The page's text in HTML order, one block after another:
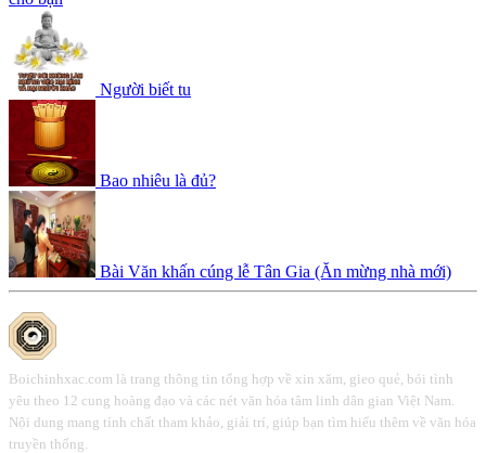
Người biết tu
Bao nhiêu là đủ?
Bài Văn khấn cúng lễ Tân Gia (Ăn mừng nhà mới)
Boichinhxac.com là trang thông tin tổng hợp về xin xăm, gieo quẻ, bói tình
yêu theo 12 cung hoàng đạo và các nét văn hóa tâm linh dân gian Việt Nam.
Nội dung mang tính chất tham khảo, giải trí, giúp bạn tìm hiểu thêm về văn hóa
truyền thống.